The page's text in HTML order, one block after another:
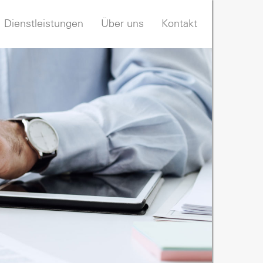
Dienstleistungen Über uns Kontakt